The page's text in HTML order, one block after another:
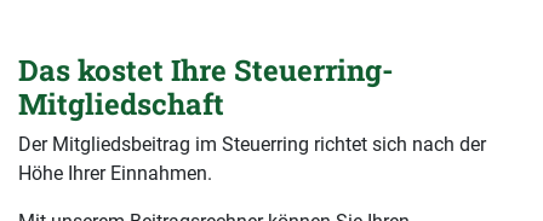
Das kostet Ihre Steuerring-
Mitgliedschaft
Der Mitgliedsbeitrag im Steuerring richtet sich nach der
Höhe Ihrer Einnahmen.